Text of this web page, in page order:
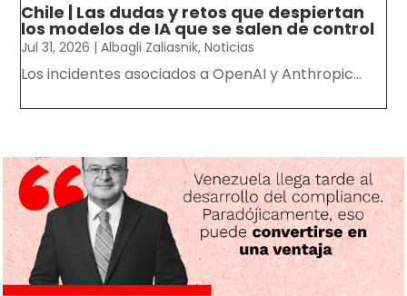
Chile | Las dudas y retos que despiertan
los modelos de IA que se salen de control
Jul 31, 2026 |Albagli Zaliasnik,Noticias
Los incidentes asociados a OpenAI y Anthropic...